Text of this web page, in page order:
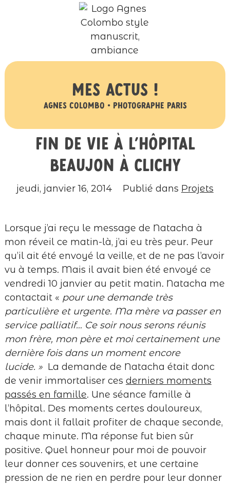
Mes actus !
Agnes Colombo • Photographe Paris
Fin de vie à l’hôpital
Beaujon à Clichy
jeudi, janvier 16, 2014 Publié dans Projets
Lorsque j’ai reçu le message de Natacha à
mon réveil ce matin-là, j’ai eu très peur. Peur
qu’il ait été envoyé la veille, et de ne pas l’avoir
vu à temps. Mais il avait bien été envoyé ce
vendredi 10 janvier au petit matin. Natacha me
contactait « pour une demande très
particulière et urgente. Ma mère va passer en
service palliatif… Ce soir nous serons réunis
mon frère, mon père et moi certainement une
dernière fois dans un moment encore
lucide. » La demande de Natacha était donc
de venir immortaliser ces derniers moments
passés en famille. Une séance famille à
l’hôpital. Des moments certes douloureux,
mais dont il fallait profiter de chaque seconde,
chaque minute. Ma réponse fut bien sûr
positive. Quel honneur pour moi de pouvoir
leur donner ces souvenirs, et une certaine
pression de ne rien en perdre pour leur donner